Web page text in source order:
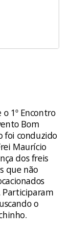
1º Encontro
Bom
foi conduzido
Maurício
dos freis
que não
Participaram
o